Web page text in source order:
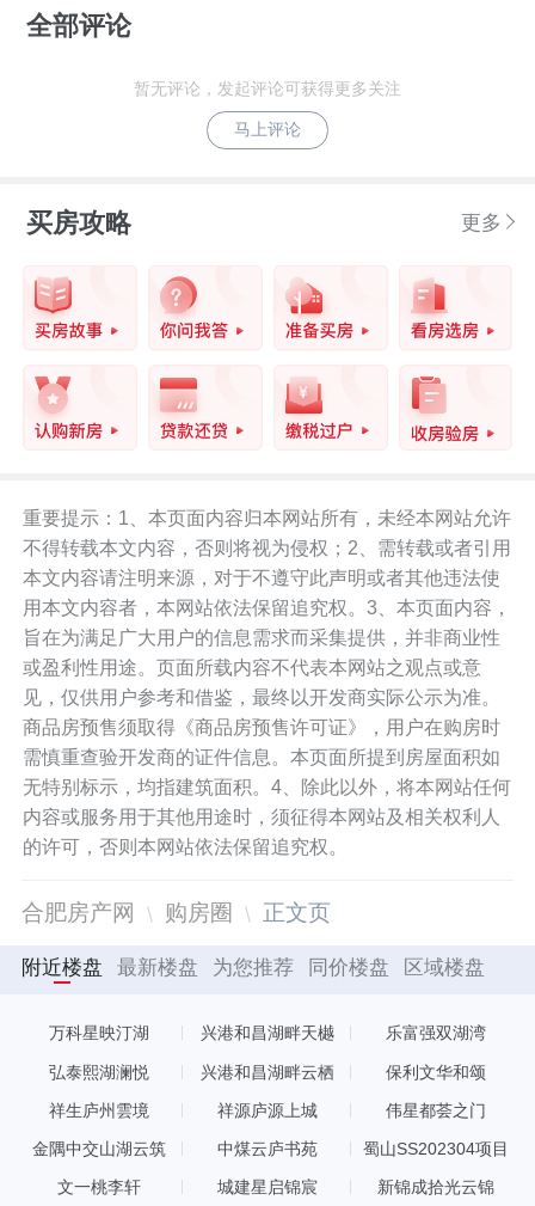
全部评论
暂无评论，发起评论可获得更多关注
马上评论
买房攻略 更多
重要提示：1、本页面内容归本网站所有，未经本网站允许
不得转载本文内容，否则将视为侵权；2、需转载或者引用
本文内容请注明来源，对于不遵守此声明或者其他违法使
用本文内容者，本网站依法保留追究权。3、本页面内容，
旨在为满足广大用户的信息需求而采集提供，并非商业性
或盈利性用途。页面所载内容不代表本网站之观点或意
见，仅供用户参考和借鉴，最终以开发商实际公示为准。
商品房预售须取得《商品房预售许可证》，用户在购房时
需慎重查验开发商的证件信息。本页面所提到房屋面积如
无特别标示，均指建筑面积。4、除此以外，将本网站任何
内容或服务用于其他用途时，须征得本网站及相关权利人
的许可，否则本网站依法保留追究权。
合肥房产网 购房圈 正文页
附近楼盘 最新楼盘 为您推荐 同价楼盘 区域楼盘
万科星映汀湖 兴港和昌湖畔天樾 乐富强双湖湾
弘泰熙湖澜悦 兴港和昌湖畔云栖 保利文华和颂
祥生庐州雲境 祥源庐源上城 伟星都荟之门
金隅中交山湖云筑 中煤云庐书苑 蜀山SS202304项目
文一桃李轩 城建星启锦宸 新锦成拾光云锦